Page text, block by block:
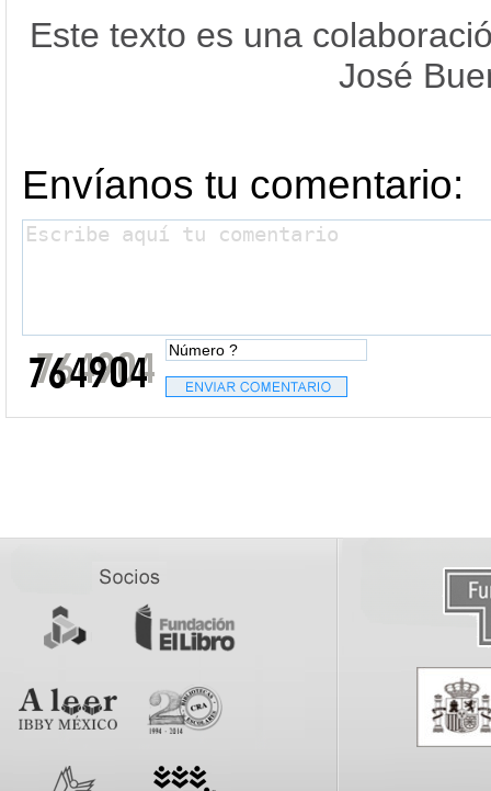
Este texto es una
José
Envíanos tu comentario: